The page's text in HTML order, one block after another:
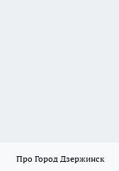
Про Город Дзержинск